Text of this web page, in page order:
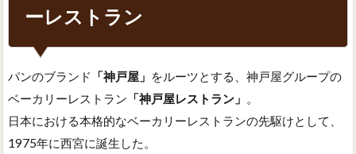
ーレストラン
パンのブランド 「神戸屋」 をルーツとする、神戸屋グループの
ベーカリーレストラン 「神戸屋レストラン」
日本における本格的なベーカリーレストランの先駆けとして、
1975年に西宮に誕生した。